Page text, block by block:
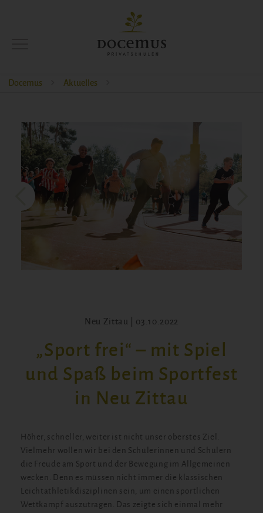
Docemus Aktuelles
Neu Zittau | 03.10.2022
„Sport frei“ – mit Spiel
und Spaß beim Sportfest
in Neu Zittau
Höher, schneller, weiter ist nicht unser oberstes Ziel.
Vielmehr wollen wir bei den Schülerinnen und Schülern
die Freude am Sport und der Bewegung im Allgemeinen
wecken. Denn es müssen nicht immer die klassischen
Leichtathletikdisziplinen sein, um einen sportlichen
Wettkampf auszutragen. Das zeigte sich einmal mehr